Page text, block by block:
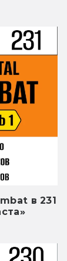
в 231